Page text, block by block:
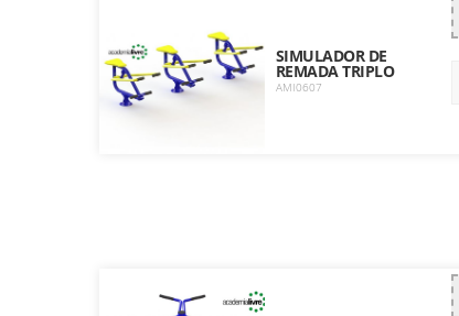
SIMULADOR DE
REMADA TRIPLO
AMI0607